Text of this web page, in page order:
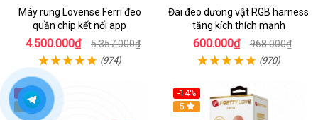
Máy rung Lovense Ferri đeo
quần chip kết nối app
4.500.000₫ 5.357.000₫
(974)
Đai đeo dương vật RGB harness
tăng kích thích mạnh
600.000₫ 968.000₫
(970)
-38%
5
-14%
5